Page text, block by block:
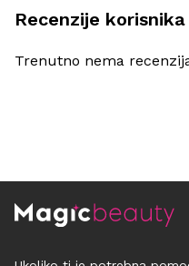
Recenzije korisnika
Trenutno nema